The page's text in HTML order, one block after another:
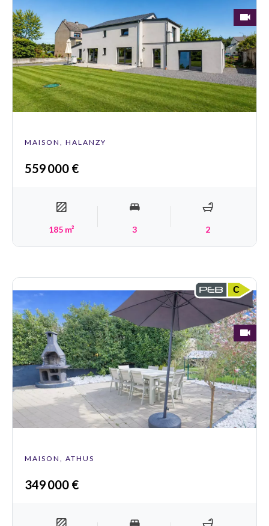
MAISON, HALANZY
559 000 €
185 m² 3 2
MAISON, ATHUS
349 000 €
C